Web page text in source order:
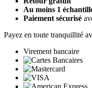
Au moins 1
Paiement sécurisé
Payez en toute tranquillité
Virement bancaire